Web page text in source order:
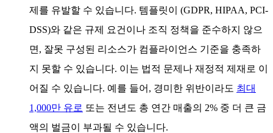
제를 유발할 수 있습니다. 템플릿이 (GDPR, HIPAA, PCI-
DSS)와 같은 규제 요건이나 조직 정책을 준수하지 않으
면, 잘못 구성된 리소스가 컴플라이언스 기준을 충족하
지 못할 수 있습니다. 이는 법적 문제나 재정적 제재로 이
어질 수 있습니다. 예를 들어, 경미한 위반이라도 최대
1,000만 유로 또는 전년도 총 연간 매출의 2% 중 더 큰 금
액의 벌금이 부과될 수 있습니다.